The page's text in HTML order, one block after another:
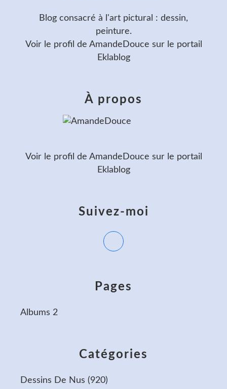
Catégories
Dessins De Nus (920)
Pages
Albums 2
Blog consacré à l'art pictural : dessin,
peinture.
Voir le profil de AmandeDouce sur le portail
Eklablog
Suivez-moi
À propos
Voir le profil de AmandeDouce sur le portail
Eklablog